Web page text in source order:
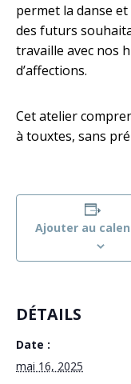
permet la danse
des futurs
travaille avec nos
d’affections.
Cet atelier
à touxtes, sans
Ajouter au
DÉTAILS
Date :
mai 16, 2025